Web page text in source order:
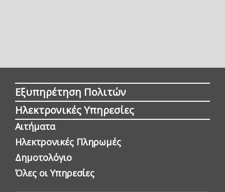
Εξυπηρέτηση Πολιτών
Ηλεκτρονικές Υπηρεσίες
Αιτήματα
Ηλεκτρονικές Πληρωμές
Δημοτολόγιο
Όλες οι Yπηρεσίες